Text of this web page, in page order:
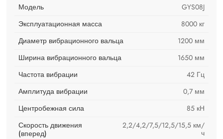
Модель
GYS08J
Эксплуатационная масса
8000 кг
Диаметр вибрационного вальца
1200 мм
Ширина вибрационного вальца
1650 мм
Частота вибрации
42 Гц
Амплитуда вибрации
0,7 мм
Центробежная сила
85 кН
Скорость движения
(вперед)
2,2/4,2/7,5/12,5/15,5 км/
ч